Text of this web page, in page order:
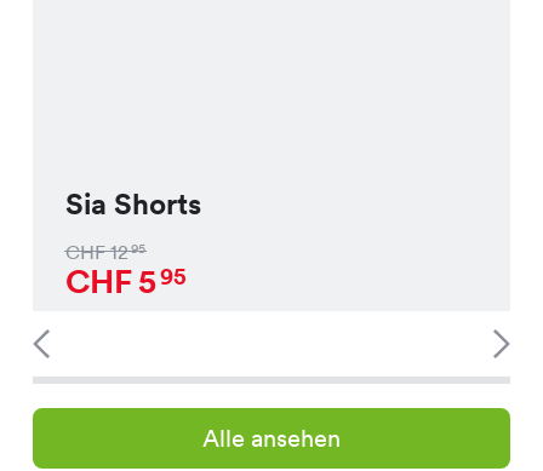
Sia Shorts
CHF1295
CHF595
Alle ansehen